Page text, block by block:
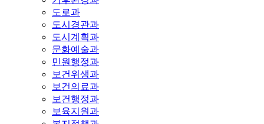
도로과
도시경관과
도시계획과
문화예술과
민원행정과
보건위생과
보건의료과
보건행정과
보육지원과